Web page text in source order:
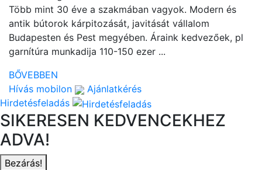
Több mint 30 éve a szakmában vagyok. Modern és
antik bútorok kárpitozását, javitását vállalom
Budapesten és Pest megyében. Áraink kedvezőek, pl
garnítúra munkadija 110-150 ezer ...
BŐVEBBEN
Hívás mobilon
Ajánlatkérés
Hirdetésfeladás
SIKERESEN KEDVENCEKHEZ
ADVA!
Bezárás!